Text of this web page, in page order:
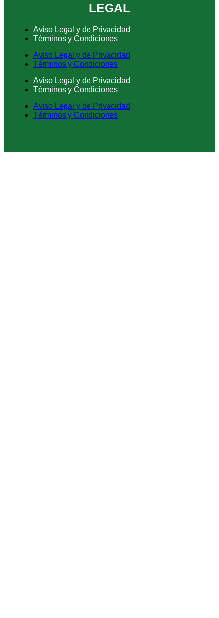
LEGAL
Aviso Legal y de Privacidad
Términos y Condiciones
Aviso Legal y de Privacidad
Términos y Condiciones
Aviso Legal y de Privacidad
Términos y Condiciones
Aviso Legal y de Privacidad
Términos y Condiciones